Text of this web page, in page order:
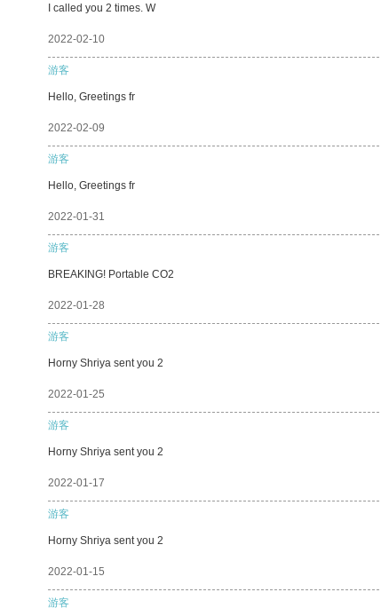
I called you 2 times. W
2022-02-10
游客
Hello, Greetings fr
2022-02-09
游客
Hello, Greetings fr
2022-01-31
游客
BREAKING! Portable CO2
2022-01-28
游客
Horny Shriya sent you 2
2022-01-25
游客
Horny Shriya sent you 2
2022-01-17
游客
Horny Shriya sent you 2
2022-01-15
游客